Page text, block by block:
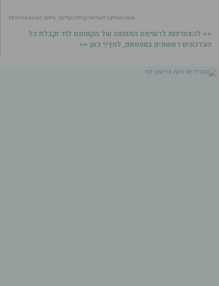
צוות המחלקה לשירותי קהילה וקליטה. צילום: דוברות עיריית לוד
>> להצטרפות לרשימת התפוצה של מקומונט לוד וקבלת כל
העדכונים ראשונים בווטסאפ, לחץ/י כאן <<